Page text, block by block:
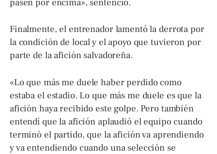
Finalmente, el entrenador lamentó la derrota por
la condición de local y el apoyo que tuvieron por
parte de la afición salvadoreña.
«Lo que más me duele haber perdido como
estaba el estadio. Lo que más me duele es que la
afición haya recibido este golpe. Pero también
entendí que la afición aplaudió el equipo cuando
terminó el partido, que la afición va aprendiendo
y va entendiendo cuando una selección se